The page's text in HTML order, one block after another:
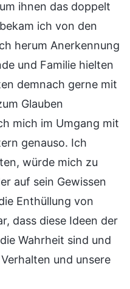
ihnen das doppelt
ich von den
herum Anerkennung
und Familie hielten
demnach gerne mit
Glauben
mich im Umgang mit
genauso. Ich
würde mich zu
auf sein Gewissen
Enthüllung von
dass diese Ideen der
Wahrheit sind und
und unsere